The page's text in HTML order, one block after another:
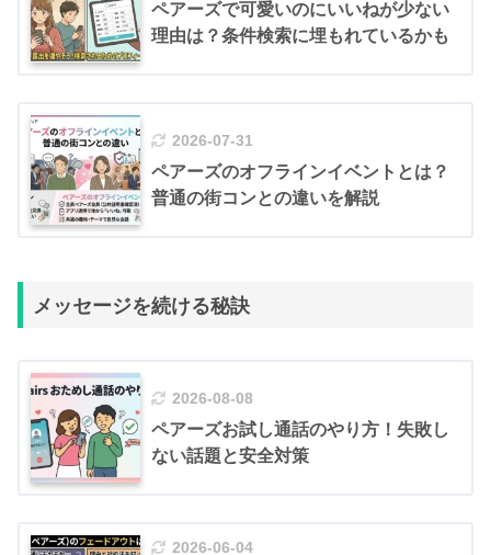
ペアーズで可愛いのにいいねが少ない
理由は？条件検索に埋もれているかも
2026-07-31
ペアーズのオフラインイベントとは？
普通の街コンとの違いを解説
メッセージを続ける秘訣
2026-08-08
ペアーズお試し通話のやり方！失敗し
ない話題と安全対策
2026-06-04